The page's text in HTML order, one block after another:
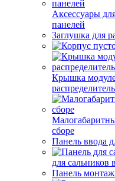
Аксессуары
панелей
Заглушка для
Крышка
сборе
Панель ввода
для сальников
Панель